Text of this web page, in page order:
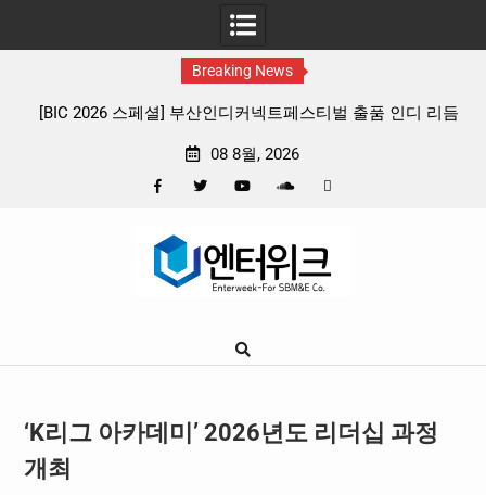
Breaking News
페스티벌 출품 인디 리듬
판타지 케이팝 애니메이션 ‘고스트밴드
08 8월, 2026
Google
‘K리그 아카데미’ 2026년도 리더십 과정
개최